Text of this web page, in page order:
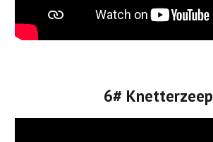
6# Knetterzeep